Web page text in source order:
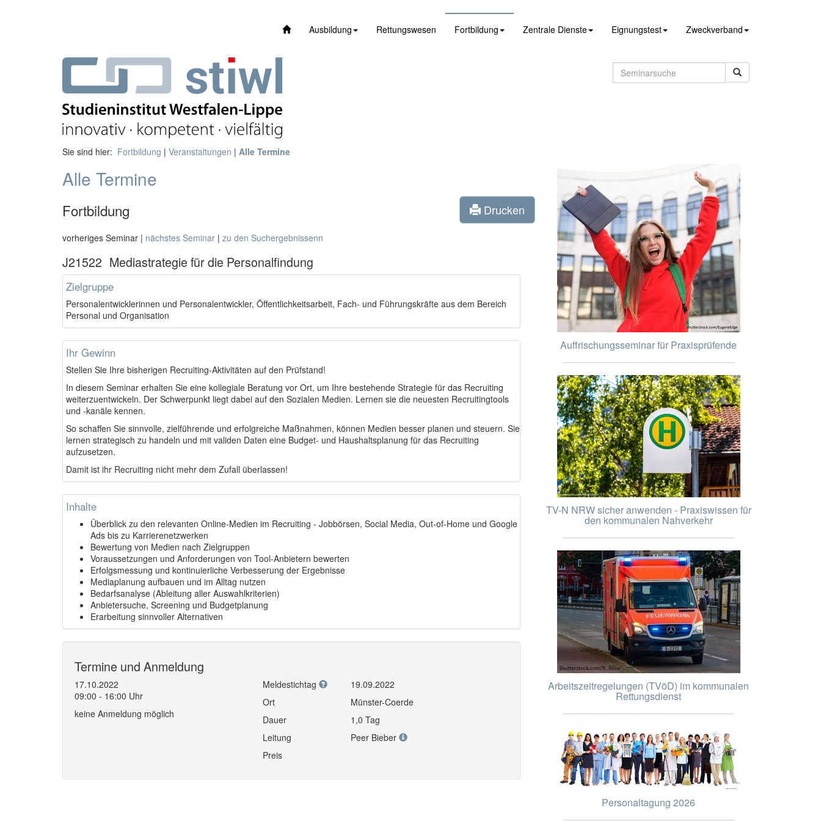
Ausbildung Rettungswesen Fortbildung Zentrale Dienste Eignungstest Zweckverband
Sie sind hier: Fortbildung | Veranstaltungen | Alle Termine
Alle Termine
Fortbildung Drucken
vorheriges Seminar | nächstes Seminar | zu den Suchergebnissenn
J21522 Mediastrategie für die Personalfindung
Zielgruppe
Personalentwicklerinnen und Personalentwickler, Öffentlichkeitsarbeit, Fach- und Führungskräfte aus dem Bereich
Personal und Organisation
Ihr Gewinn
Stellen Sie Ihre bisherigen Recruiting-Aktivitäten auf den Prüfstand!
In diesem Seminar erhalten Sie eine kollegiale Beratung vor Ort, um Ihre bestehende Strategie für das Recruiting
weiterzuentwickeln. Der Schwerpunkt liegt dabei auf den Sozialen Medien. Lernen sie die neuesten Recruitingtools
und -kanäle kennen.
So schaffen Sie sinnvolle, zielführende und erfolgreiche Maßnahmen, können Medien besser planen und steuern. Sie
lernen strategisch zu handeln und mit validen Daten eine Budget- und Haushaltsplanung für das Recruiting
aufzusetzen.
Damit ist ihr Recruiting nicht mehr dem Zufall überlassen!
Inhalte
Überblick zu den relevanten Online-Medien im Recruiting - Jobbörsen, Social Media, Out-of-Home und Google
Ads bis zu Karrierenetzwerken
Bewertung von Medien nach Zielgruppen
Voraussetzungen und Anforderungen von Tool-Anbietern bewerten
Erfolgsmessung und kontinuierliche Verbesserung der Ergebnisse
Mediaplanung aufbauen und im Alltag nutzen
Bedarfsanalyse (Ableitung aller Auswahlkriterien)
Anbietersuche, Screening und Budgetplanung
Erarbeitung sinnvoller Alternativen
Termine und Anmeldung
17.10.2022
09:00 - 16:00 Uhr
keine Anmeldung möglich
Meldestichtag
19.09.2022
Ort
Münster-Coerde
Dauer
1,0 Tag
Leitung
Peer Bieber
Preis
Auffrischungsseminar für Praxisprüfende
TV-N NRW sicher anwenden - Praxiswissen für
den kommunalen Nahverkehr
Arbeitszeitregelungen (TVöD) im kommunalen
Rettungsdienst
Personaltagung 2026